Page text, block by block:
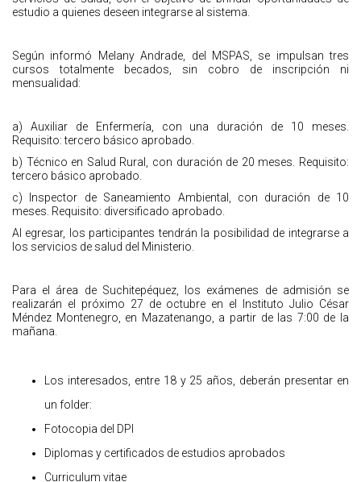
estudio a quienes deseen integrarse al sistema.
Según informó Melany Andrade, del MSPAS, se impulsan tres
cursos totalmente becados, sin cobro de inscripción ni
mensualidad:
a) Auxiliar de Enfermería, con una duración de 10 meses.
Requisito: tercero básico aprobado.
b) Técnico en Salud Rural, con duración de 20 meses. Requisito:
tercero básico aprobado.
c) Inspector de Saneamiento Ambiental, con duración de 10
meses. Requisito: diversificado aprobado.
Al egresar, los participantes tendrán la posibilidad de integrarse a
los servicios de salud del Ministerio.
Para el área de Suchitepéquez, los exámenes de admisión se
realizarán el próximo 27 de octubre en el Instituto Julio César
Méndez Montenegro, en Mazatenango, a partir de las 7:00 de la
mañana.
Los interesados, entre 18 y 25 años, deberán presentar en
un folder:
Fotocopia del DPI
Diplomas y certificados de estudios aprobados
Curriculum vitae